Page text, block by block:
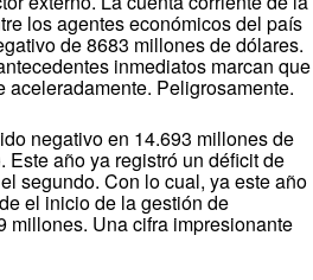
los agentes económicos del país
de 8683 millones de dólares.
inmediatos marcan que
Peligrosamente.
negativo en 14.693 millones de
año ya registró un déficit de
segundo. Con lo cual, ya este año
el inicio de la gestión de
millones. Una cifra impresionante